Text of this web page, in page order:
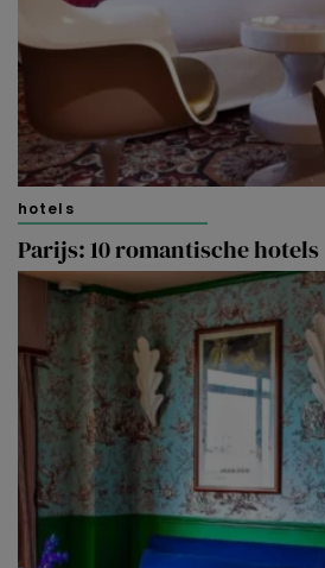
hotels
Parijs: 10 romantische hotels